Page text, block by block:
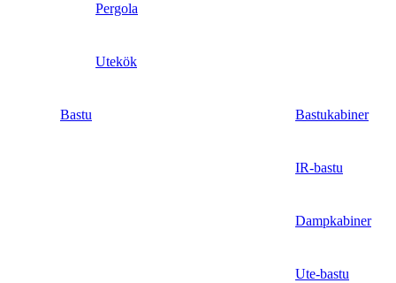
Pergola
Utekök
Bastu Bastukabiner
IR-bastu
Dampkabiner
Ute-bastu